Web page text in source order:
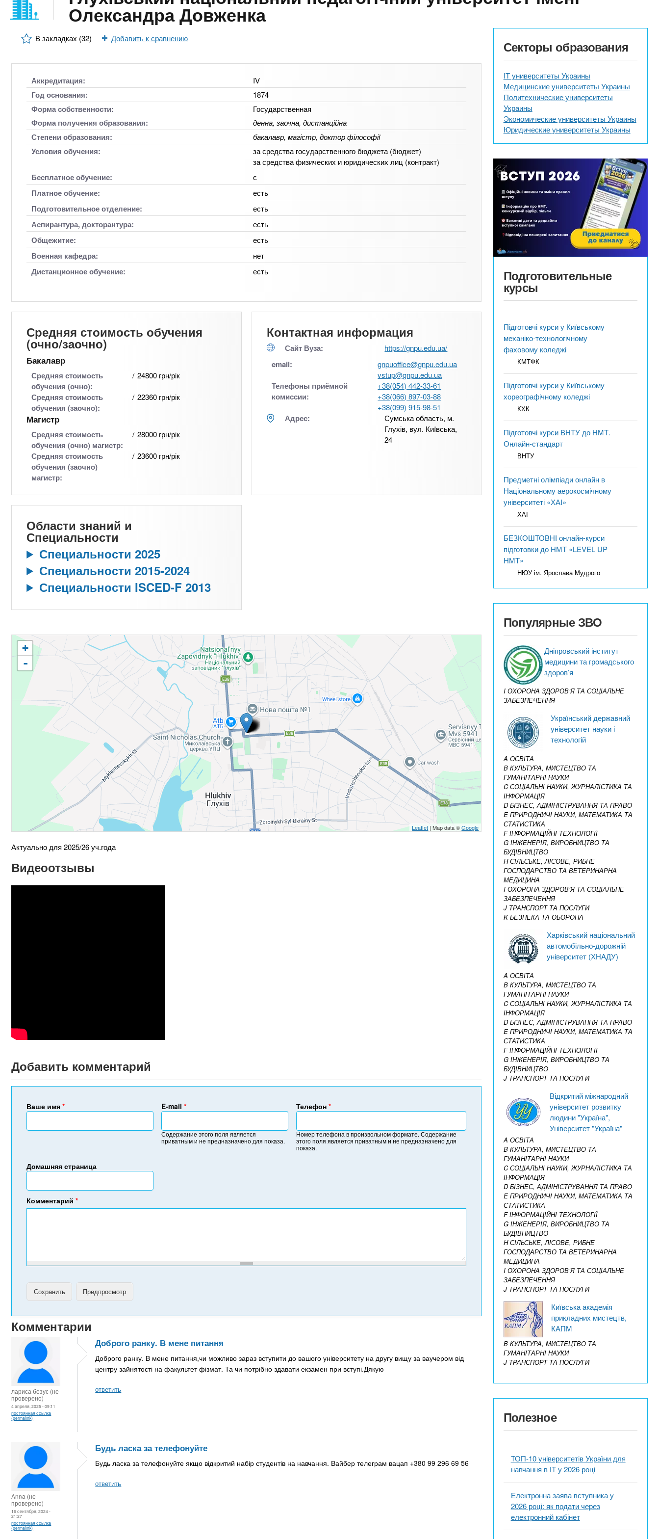
n
s
n
o
х
з
е
Олександра Довженка
В закладках (32) Добавить к сравнению
Аккредитация: IV
Год основания: 1874
Форма собственности: Государственная
Форма получения образования: денна, заочна, дистанційна
Степени образования: бакалавр, магістр, доктор філософії
Условия обучения:
за средства государственного бюджета (бюджет)
за средства физических и юридических лиц (контракт)
Бесплатное обучение: є
Платное обучение: есть
Подготовительное отделение: есть
Аспирантура, докторантура: есть
Общежитие: есть
Военная кафедра: нет
Дистанционное обучение: есть
Средняя стоимость обучения
(очно/заочно)
Бакалавр
Средняя стоимость
обучения (очно):
24800 грн/рік
Средняя стоимость
обучения (заочно):
22360 грн/рік
Магистр
Средняя стоимость
обучения (очно) магистр:
28000 грн/рік
Средняя стоимость
обучения (заочно)
магистр:
23600 грн/рік
Контактная информация
Сайт Вуза: https://gnpu.edu.ua/
email:
gnpuoffice@gnpu.edu.ua
vstup@gnpu.edu.ua
Телефоны приёмной
комиссии:
+38(054) 442-33-61
+38(066) 897-03-88
+38(099) 915-98-51
Адрес:
Сумська область, м.
Глухів, вул. Київська,
24
Области знаний и
Специальности
Специальности 2025
Специальности 2015-2024
Специальности ISCED-F 2013
+
-
Leaflet | Map data ©Google
Актуально для 2025/26 уч.года
Видеоотзывы
Добавить комментарий
Ваше имя* E-mail *
Содержание этого поля является
приватным и не предназначено для показа.
Домашняя страница
Телефон *
Н
м
е
Номер телефона в произвольном формате. Содержание
этого поля является приватным и не предназначено для
показа.
Комментарий*
Комментарии
лариса безус (не
проверено)
4 апреля, 2025 - 09:11
постоянная ссылка
(permalink)
Доброго ранку. В мене питання
Доброго ранку. В мене питання,чи можливо зараз вступити до вашого університету на другу вищу за ваучером від
центру зайнятості на факультет фізмат. Та чи потрібно здавати екзамен при вступі.Дякую
ответить
Anna (не
проверено)
16 сентября, 2024 -
21:27
постоянная ссылка
(permalink)
Будь ласка за телефонуйте
Будь ласка за телефонуйте якщо відкритий набір студентів на навчання. Вайбер телеграм вацап +380 99 296 69 56
ответить
Секторы образования
IT университеты Украины
Медицинские университеты Украины
Политехнические университеты
Украины
Экономические университеты Украины
Юридические университеты Украины
Подготовительные
курсы
Підготовчі курси у Київському
механіко-технологічному
фаховому коледжі
КМТФК
Підготовчі курси у Київському
хореографічному коледжі
КХК
Підготовчі курси ВНТУ до НМТ.
Онлайн-стандарт
ВНТУ
Предметні олімпіади онлайн в
Національному аерокосмічному
університеті «ХАІ»
ХАІ
БЕЗКОШТОВНІ онлайн-курси
підготовки до НМТ «LEVEL UP
НМТ»
НЮУ ім. Ярослава Мудрого
Популярные ЗВО
Дніпровський інститут
медицини та громадського
здоров’я
I ОХОРОНА ЗДОРОВ’Я ТА СОЦІАЛЬНЕ
ЗАБЕЗПЕЧЕННЯ
Український державний
університет науки і
технологій
A ОСВІТА
B КУЛЬТУРА, МИСТЕЦТВО ТА
ГУМАНІТАРНІ НАУКИ
C СОЦІАЛЬНІ НАУКИ, ЖУРНАЛІСТИКА ТА
ІНФОРМАЦІЯ
D БІЗНЕС, АДМІНІСТРУВАННЯ ТА ПРАВО
E ПРИРОДНИЧІ НАУКИ, МАТЕМАТИКА ТА
СТАТИСТИКА
F ІНФОРМАЦІЙНІ ТЕХНОЛОГІЇ
G ІНЖЕНЕРІЯ, ВИРОБНИЦТВО ТА
БУДІВНИЦТВО
H СІЛЬСЬКЕ, ЛІСОВЕ, РИБНЕ
ГОСПОДАРСТВО ТА ВЕТЕРИНАРНА
МЕДИЦИНА
I ОХОРОНА ЗДОРОВ’Я ТА СОЦІАЛЬНЕ
ЗАБЕЗПЕЧЕННЯ
J ТРАНСПОРТ ТА ПОСЛУГИ
K БЕЗПЕКА ТА ОБОРОНА
Харківський національний
автомобільно-дорожній
університет (ХНАДУ)
A ОСВІТА
B КУЛЬТУРА, МИСТЕЦТВО ТА
ГУМАНІТАРНІ НАУКИ
C СОЦІАЛЬНІ НАУКИ, ЖУРНАЛІСТИКА ТА
ІНФОРМАЦІЯ
D БІЗНЕС, АДМІНІСТРУВАННЯ ТА ПРАВО
E ПРИРОДНИЧІ НАУКИ, МАТЕМАТИКА ТА
СТАТИСТИКА
F ІНФОРМАЦІЙНІ ТЕХНОЛОГІЇ
G ІНЖЕНЕРІЯ, ВИРОБНИЦТВО ТА
БУДІВНИЦТВО
J ТРАНСПОРТ ТА ПОСЛУГИ
Відкритий міжнародний
університет розвитку
людини "Україна",
Університет "Україна"
A ОСВІТА
B КУЛЬТУРА, МИСТЕЦТВО ТА
ГУМАНІТАРНІ НАУКИ
C СОЦІАЛЬНІ НАУКИ, ЖУРНАЛІСТИКА ТА
ІНФОРМАЦІЯ
D БІЗНЕС, АДМІНІСТРУВАННЯ ТА ПРАВО
E ПРИРОДНИЧІ НАУКИ, МАТЕМАТИКА ТА
СТАТИСТИКА
F ІНФОРМАЦІЙНІ ТЕХНОЛОГІЇ
G ІНЖЕНЕРІЯ, ВИРОБНИЦТВО ТА
БУДІВНИЦТВО
H СІЛЬСЬКЕ, ЛІСОВЕ, РИБНЕ
ГОСПОДАРСТВО ТА ВЕТЕРИНАРНА
МЕДИЦИНА
I ОХОРОНА ЗДОРОВ’Я ТА СОЦІАЛЬНЕ
ЗАБЕЗПЕЧЕННЯ
J ТРАНСПОРТ ТА ПОСЛУГИ
Київська академія
прикладних мистецтв,
КАПМ
B КУЛЬТУРА, МИСТЕЦТВО ТА
ГУМАНІТАРНІ НАУКИ
J ТРАНСПОРТ ТА ПОСЛУГИ
Полезное
ТОП-10 університетів України для
навчання в ІТ у 2026 році
Електронна заява вступника у
2026 році: як подати через
електронний кабінет